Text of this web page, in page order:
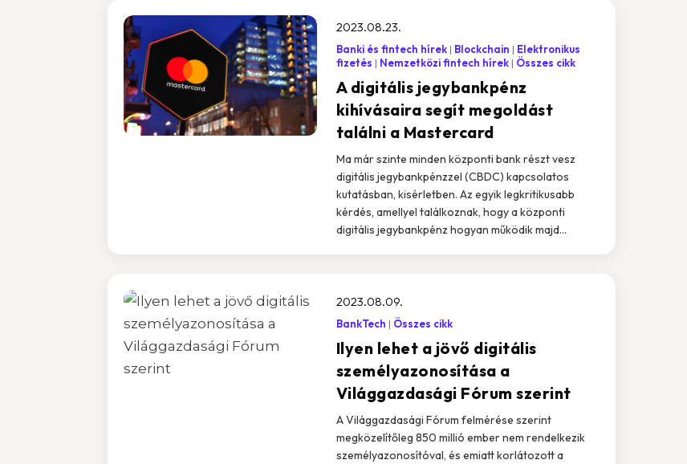
A digitális jegybankpénz
kihívásaira segít megoldást
találni a Mastercard
2023.08.23.
Banki és fintech hírek Blockchain
Elektronikus
fizetés
Nemzetközi fintech hírek Összes cikk
Ma már szinte minden központi bank részt vesz
digitális jegybankpénzzel (CBDC) kapcsolatos
kutatásban, kisérletben. Az egyik legkritikusabb
kérdés, amellyel találkoznak, hogy a központi
digitális jegybankpénz hogyan működik majd...
Ilyen lehet a jövő digitális
személyazonosítása a
Világgazdasági Fórum szerint
2023.08.09.
BankTech Összes cikk
A Világgazdasági Fórum felmérése szerint
megközelítőleg 850 millió ember nem rendelkezik
személyazonosítóval, és emiatt korlátozott a